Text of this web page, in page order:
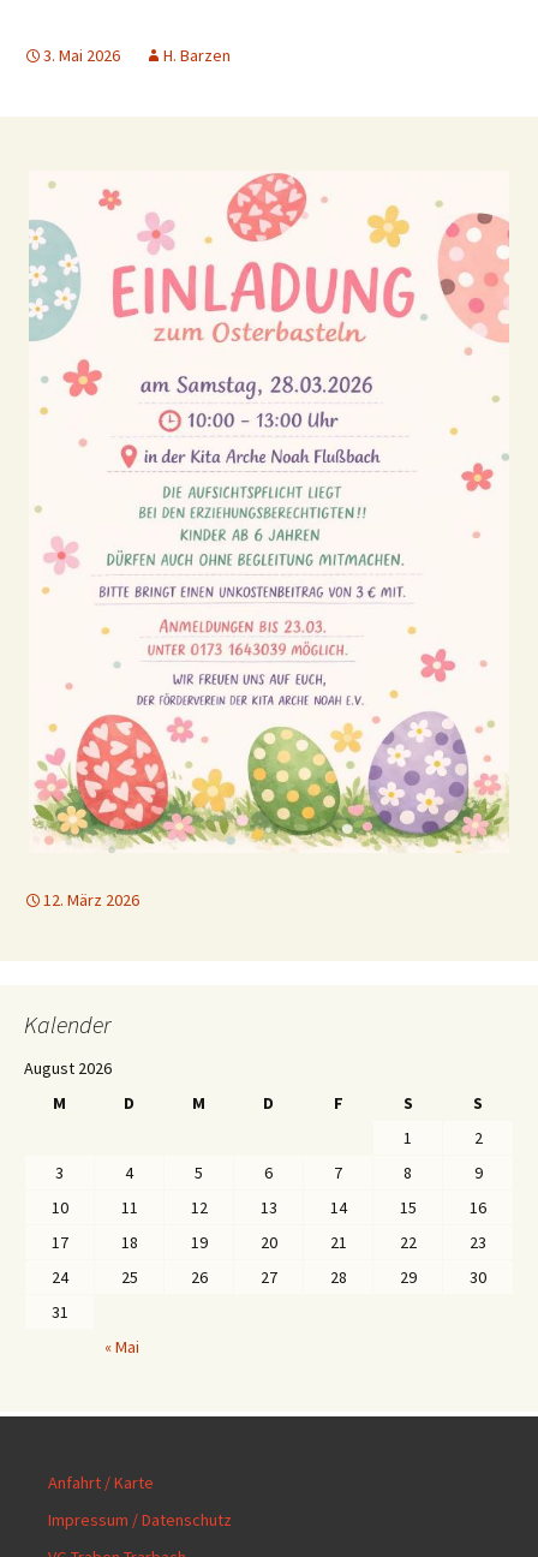
3. Mai 2026 H. Barzen
12. März 2026
Kalender
August 2026
M
D M D F S
S
1
2
3
4 5 6 7 8
9
10
11 12 13 14 15
16
17
18 19 20 21 22
23
24
25 26 27 28 29
30
31
« Mai
Anfahrt / Karte
Impressum / Datenschutz